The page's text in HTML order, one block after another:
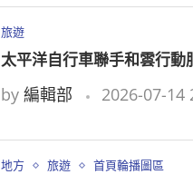
旅遊
太平洋自行車聯手和雲行
by 編輯部 2026-07-14
地方 旅遊 首頁輪播圖區